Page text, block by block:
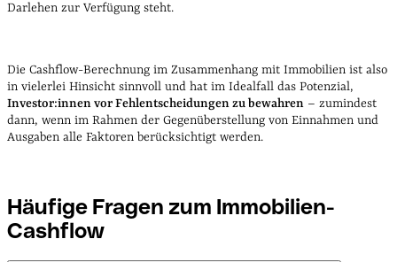
Darlehen zur Verfügung steht.
Die Cashflow-Berechnung im Zusammenhang mit Immobilien ist also
in vielerlei Hinsicht sinnvoll und hat im Idealfall das Potenzial,
Investor:innen vor Fehlentscheidungen zu bewahren – zumindest
dann, wenn im Rahmen der Gegenüberstellung von Einnahmen und
Ausgaben alle Faktoren berücksichtigt werden.
Häufige Fragen zum Immobilien-
Cashflow